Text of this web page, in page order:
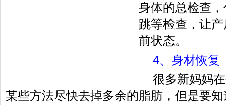
身体的总检查
跳等检查，让
前状态。
4、身材恢复
很多新妈妈
某些方法尽快去掉多余的脂肪，但是要